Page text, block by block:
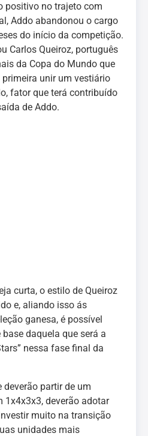
positivo no trajeto com
Addo abandonou o cargo
do início da competição.
Carlos Queiroz, português
da Copa do Mundo que
unir um vestiário
fator que terá contribuído
de Addo.
curta, o estilo de Queiroz
e, aliando isso ás
ganesa, é possível
daquela que será a
nessa fase final da
deverão partir de um
1x4x3x3, deverão adotar
muito na transição
unidades mais